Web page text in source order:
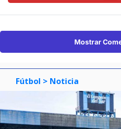
Mostrar
Fútbol > Noticia